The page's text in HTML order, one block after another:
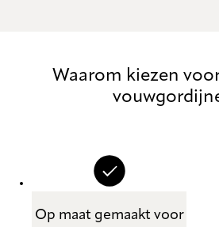
Waarom kiezen
Op maat gemaakt voor